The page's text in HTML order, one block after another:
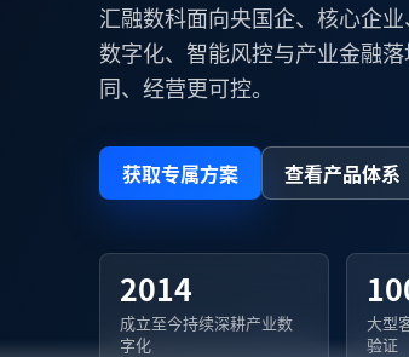
汇融数科面向央国企、核心企
数字化、智能风控与产业金融
同、经营更可控。
获取专属方案 查看产品体系
2014
成立至今持续深耕产业数
字化
大型
验证